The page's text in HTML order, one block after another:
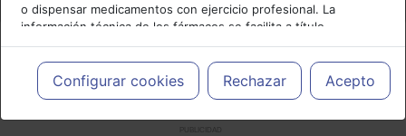
o dispensar medicamentos con ejercicio profesional. La
información técnica de los fármacos se facilita a título
meramente informativo, siendo responsabilidad de los
profesionales facultados prescribir medicamentos y decidir, en
cada caso concreto, el tratamiento más adecuado a las
necesidades del paciente.
Configurar cookies Rechazar Acepto